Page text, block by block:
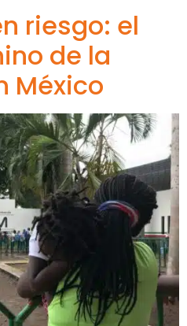
riesgo: el
de la
México